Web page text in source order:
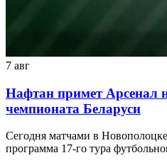
7 авг
Нафтан примет Арсенал
чемпионата Беларуси
Сегодня матчами в
программа 17-го тура